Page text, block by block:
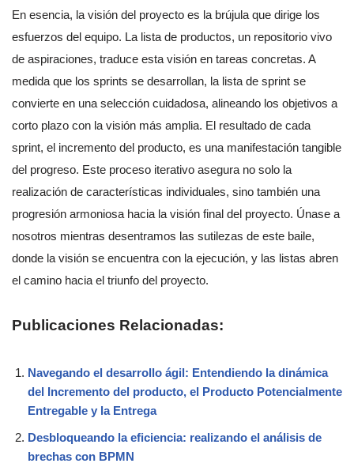
En esencia, la visión del proyecto es la brújula que dirige los
esfuerzos del equipo. La lista de productos, un repositorio vivo
de aspiraciones, traduce esta visión en tareas concretas. A
medida que los sprints se desarrollan, la lista de sprint se
convierte en una selección cuidadosa, alineando los objetivos a
corto plazo con la visión más amplia. El resultado de cada
sprint, el incremento del producto, es una manifestación tangible
del progreso. Este proceso iterativo asegura no solo la
realización de características individuales, sino también una
progresión armoniosa hacia la visión final del proyecto. Únase a
nosotros mientras desentramos las sutilezas de este baile,
donde la visión se encuentra con la ejecución, y las listas abren
el camino hacia el triunfo del proyecto.
Publicaciones Relacionadas:
Navegando el desarrollo ágil: Entendiendo la dinámica
del Incremento del producto, el Producto Potencialmente
Entregable y la Entrega
Desbloqueando la eficiencia: realizando el análisis de
brechas con BPMN